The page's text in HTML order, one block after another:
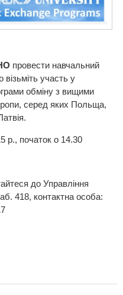
провести навчальний
участь у
обміну з вищими
серед яких Польща,
р., початок о 14.30
до Управління
418, контактна особа: